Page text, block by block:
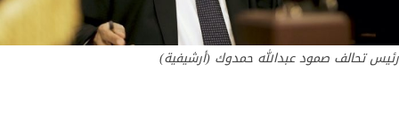
رئيس تحالف صمود عبدالله حمدوك (أرشيفية)